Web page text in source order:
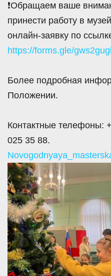
❗Обращаем ваше
принести работу в
онлайн-заявку по
https://forms.gle/
Более подробная
Положении.
Контактные телефоны:
025 35 88.